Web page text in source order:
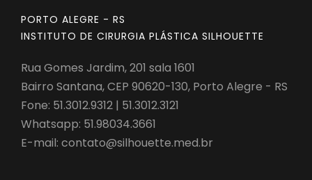
PORTO ALEGRE - RS
INSTITUTO DE CIRURGIA PLÁSTICA SILHOUETTE
Rua Gomes Jardim, 201 sala 1601
Bairro Santana, CEP 90620-130, Porto Alegre - RS
Fone: 51.3012.9312 | 51.3012.3121
Whatsapp: 51.98034.3661
E-mail: contato@silhouette.med.br